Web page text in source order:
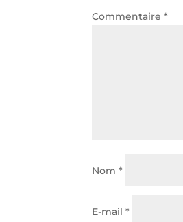
Commentaire*
Nom*
E-mail*